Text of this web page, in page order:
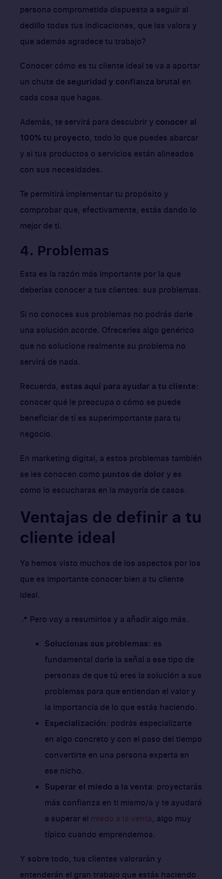
persona comprometida dispuesta a seguir al
dedillo todas tus indicaciones, que las valora y
que además agradece tu trabajo?
Conocer cómo es tu cliente ideal te va a aportar
un chute de seguridad y confianza brutal en
cada cosa que hagas.
Además, te servirá para descubrir y conocer al
100% tu proyecto, todo lo que puedes abarcar
y si tus productos o servicios están alineados
con sus necesidades.
Te permitirá implementar tu propósito y
comprobar que, efectivamente, estás dando lo
mejor de ti.
4. Problemas
Esta es la razón más importante por la que
deberías conocer a tus clientes: sus problemas.
Si no conoces sus problemas no podrás darle
una solución acorde. Ofrecerles algo genérico
que no solucione realmente su problema no
servirá de nada.
Recuerda, estas aquí para ayudar a tu cliente:
conocer qué le preocupa o cómo se puede
beneficiar de ti es superimportante para tu
negocio.
En marketing digital, a estos problemas también
se les conocen como puntos de dolor y es
como lo escucharas en la mayoría de casos.
Ventajas de definir a tu
cliente ideal
Ya hemos visto muchos de los aspectos por los
que es importante conocer bien a tu cliente
ideal.
📍 Pero voy a resumirlos y a añadir algo más.
Solucionas sus problemas: es
fundamental darle la señal a ese tipo de
personas de que tú eres la solución a sus
problemas para que entiendan el valor y
la importancia de lo que estás haciendo.
Especialización: podrás especializarte
en algo concreto y con el paso del tiempo
convertirte en una persona experta en
ese nicho.
Superar el miedo a la venta: proyectarás
más confianza en ti mismo/a y te ayudará
a superar el miedo a la venta, algo muy
típico cuando emprendemos.
Y sobre todo, tus clientes valorarán y
entenderán el gran trabajo que estás haciendo